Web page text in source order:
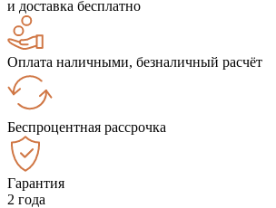
и доставка бесплатно
Оплата наличными, безналичный расчёт
Беспроцентная рассрочка
Гарантия
2 года